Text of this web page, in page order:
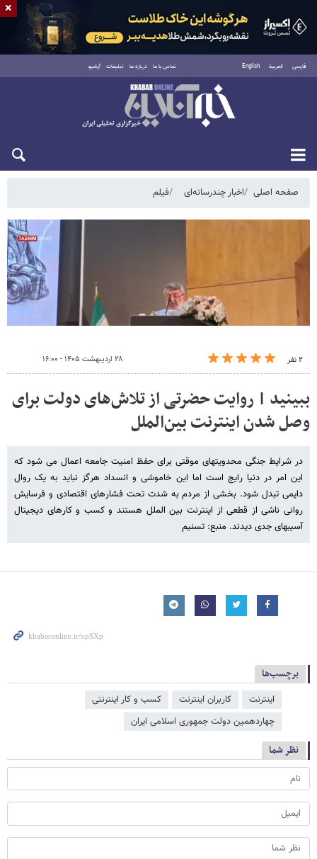
فارسی العربية English تماس با ما درباره ما تبلیغات آرشیو
جمعه ۱۶ مرداد ۱۴۰۵
صفحه اصلی اخبار چندرسانه‌ای فیلم
۲ نفر ۲۸ اردیبهشت ۱۴۰۵ - ۱۶:۰۰
ببینید | روایت حضرتی از تلاش‌های دولت برای
وصل شدن اینترنت بین‌الملل
در شرایط جنگی محدویتهای موقتی برای حفظ امنیت جامعه اعمال می شود که
این امر در دنیا رایج است اما این خاموشی و انسداد هرگز نباید به یک روال
دایمی تبدل شود. بخشی از مردم به شدت تحت فشارهای اقتصادی و فرسایش
روانی ناشی از قطعی از اینترنت بین الملل هستند و کسب و کارهای دیجیتال
آسیبهای جدی دیدند. منبع: تسنیم
برچسب‌ها
اینترنت کاربران اینترنت
کسب و کار اینترنتی
چهاردهمین دولت جمهوری اسلامی ایران
نظر شما
×